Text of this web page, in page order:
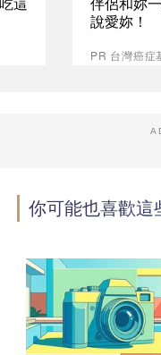
說愛妳！
PR 台灣癌症
你可能也喜歡這